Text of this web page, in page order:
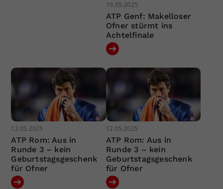
19.05.2025
ATP Genf: Makelloser
Ofner stürmt ins
Achtelfinale
12.05.2025
ATP Rom: Aus in
Runde 3 – kein
Geburtstagsgeschenk
für Ofner
12.05.2025
ATP Rom: Aus in
Runde 3 – kein
Geburtstagsgeschenk
für Ofner